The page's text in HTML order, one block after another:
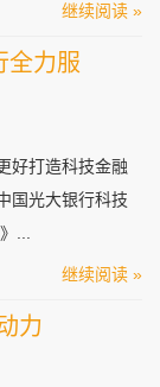
继续阅读 »
全力服
好打造科技金融
国光大银行科技
...
继续阅读 »
力